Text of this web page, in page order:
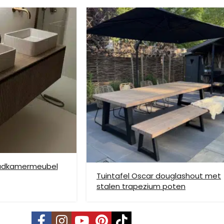
verzendmethode te kiezen. Het kan voorkomen dat u een handje
is niet mogelijk. Dient je meubel met een verhuislift op de
op etage rekenen wij hier extra kosten voor, prijs op
is per pallet en is op aanvraag.
Tuintafel Oscar douglashout met
stalen trapezium poten